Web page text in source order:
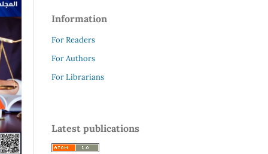
Information
For Readers
For Authors
For Librarians
Latest publications